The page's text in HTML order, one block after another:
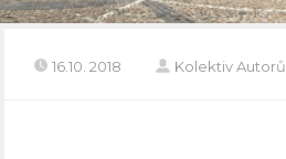
16.10. 2018 Kolektiv Autorů